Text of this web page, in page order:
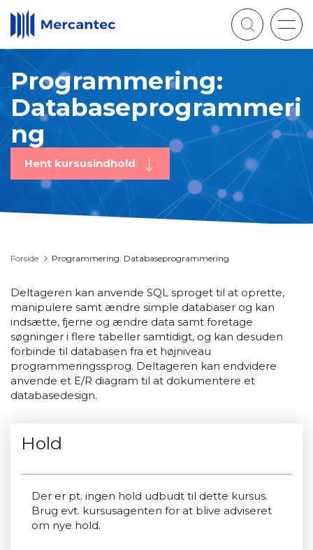
Programmering:
Databaseprogrammeri
ng
Hent kursusindhold
Forside Programmering: Databaseprogrammering
Deltageren kan anvende SQL sproget til at oprette,
manipulere samt ændre simple databaser og kan
indsætte, fjerne og ændre data samt foretage
søgninger i flere tabeller samtidigt, og kan desuden
forbinde til databasen fra et højniveau
programmeringssprog. Deltageren kan endvidere
anvende et E/R diagram til at dokumentere et
databasedesign.
Hold
Der er pt. ingen hold udbudt til dette kursus.
Brug evt. kursusagenten for at blive adviseret
om nye hold.